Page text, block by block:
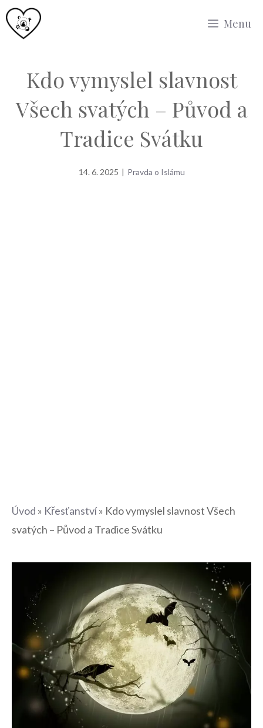
Přeskočit
na
Menu
Kdo vymyslel slavnost
Všech svatých – Původ a
Tradice Svátku
14. 6. 2025 | Pravda o Islámu
Úvod » Křesťanství» Kdo vymyslel slavnost Všech
svatých – Původ a Tradice Svátku